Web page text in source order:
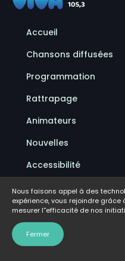
Accueil
Chansons diffusées
Programmation
Rattrapage
Animateurs
Nouvelles
Accessibilité
Politique de
Conditions d'utilisation
FAQ
Nous faisons appel à des
expérience, vous rejoindre
mesurer l''efficacité de nos
Fermer